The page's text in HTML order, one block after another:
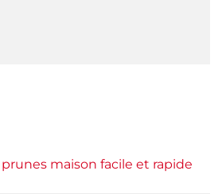
maison facile et rapide